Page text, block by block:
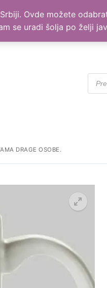
Ovde možete
se uradi šolja po želji
DRAGE OSOBE.
DRAGE OSOBE.